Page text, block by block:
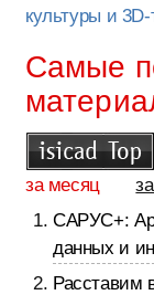
культуры и 3D-
Самые
за месяц
САРУС+:
данных и
Расставим